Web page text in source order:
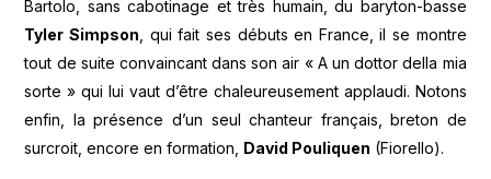
Bartolo, sans cabotinage et très humain, du baryton-basse
Tyler Simpson , qui fait ses débuts en France, il se montre
tout de suite convaincant dans son air « A un dottor della mia
sorte » qui lui vaut d’être chaleureusement applaudi. Notons
enfin, la présence d’un seul chanteur français, breton de
surcroit, encore en formation, David Pouliquen (Fiorello).